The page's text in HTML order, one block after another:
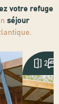
votre refuge
séjour
2